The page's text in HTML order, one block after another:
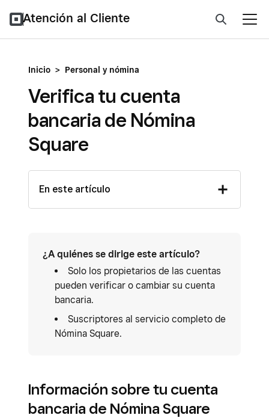
Atención al Cliente
Inicio > Personal y nómina
Verifica tu cuenta
bancaria de Nómina
Square
En este artículo
¿A quiénes se dirige este artículo?
Solo los propietarios de las cuentas
pueden verificar o cambiar su cuenta
bancaria.
Suscriptores al servicio completo de
Nómina Square.
Información sobre tu cuenta
bancaria de Nómina Square